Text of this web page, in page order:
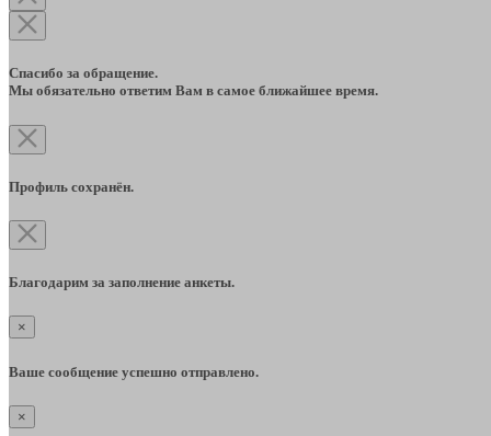
Спасибо за обращение.
Мы обязательно ответим Вам в самое ближайшее время.
Профиль сохранён.
Благодарим за заполнение анкеты.
×
Ваше сообщение успешно отправлено.
×